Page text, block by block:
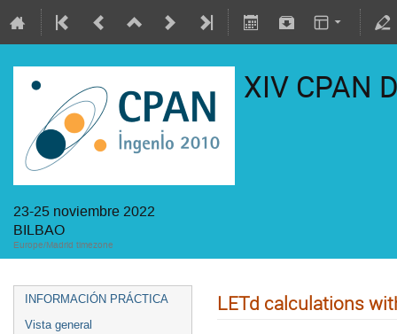
XIV CPAN
23-25 noviembre 2022
BILBAO
Europe/Madrid timezone
INFORMACIÓN PRÁCTICA
Vista general
LETd calculations